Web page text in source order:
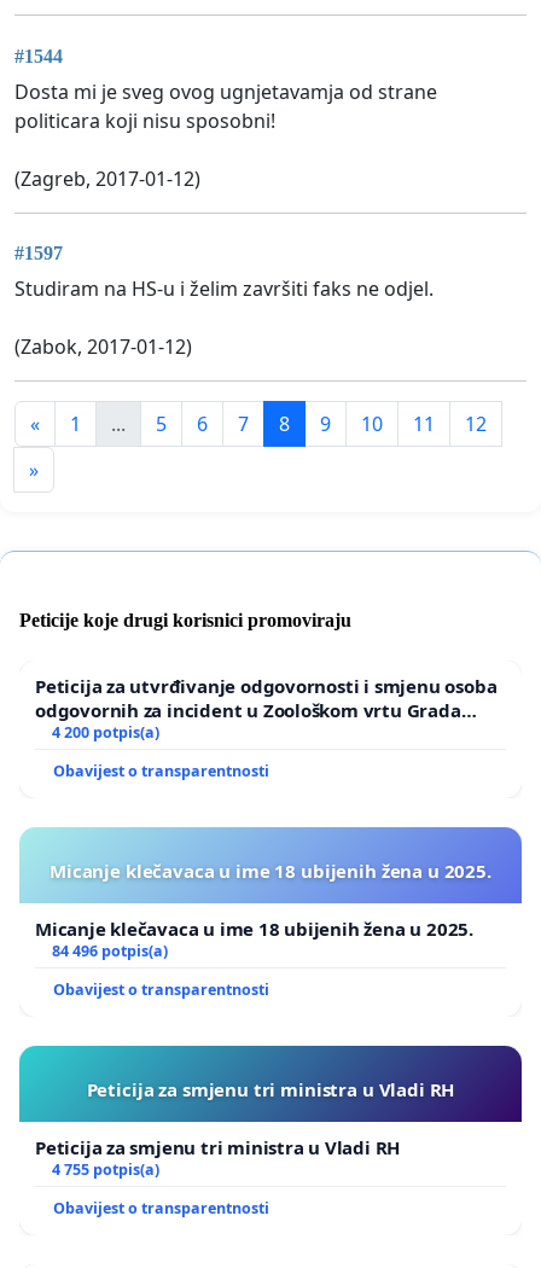
#1544
Dosta mi je sveg ovog ugnjetavamja od strane
politicara koji nisu sposobni!
(Zagreb, 2017-01-12)
#1597
Studiram na HS-u i želim završiti faks ne odjel.
(Zabok, 2017-01-12)
« 1 ... 5 6 7 8 9 10 11
12
»
Peticije koje drugi korisnici promoviraju
Peticija za utvrđivanje odgovornosti i smjenu osoba
odgovornih za incident u Zoološkom vrtu Grada
Zagreba
4 200 potpis(a)
Obavijest o transparentnosti
Micanje klečavaca u ime 18 ubijenih žena u 2025.
Micanje klečavaca u ime 18 ubijenih žena u 2025.
84 496 potpis(a)
Obavijest o transparentnosti
Peticija za smjenu tri ministra u Vladi RH
Peticija za smjenu tri ministra u Vladi RH
4 755 potpis(a)
Obavijest o transparentnosti